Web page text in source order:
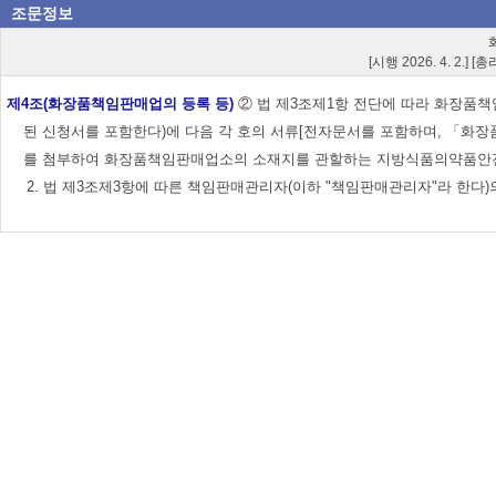
조문정보
[시행 2026. 4. 2.] [총
제4조(화장품책임판매업의 등록 등) ② 법 제3조제1항 전단에 따라 화장품책
된 신청서를 포함한다)에 다음 각 호의 서류[전자문서를 포함하며, 「화
를 첨부하여 화장품책임판매업소의 소재지를 관할하는 지방식품의약품
2. 법 제3조제3항에 따른 책임판매관리자(이하 "책임판매관리자"라 한다